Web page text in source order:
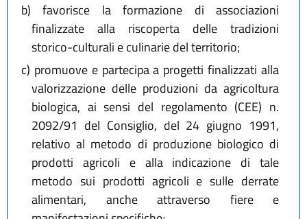
b) favorisce la formazione di associazioni
finalizzate alla riscoperta delle tradizioni
storico-culturali e culinarie del territorio;
c) promuove e partecipa a progetti finalizzati alla
valorizzazione delle produzioni da agricoltura
biologica, ai sensi del regolamento (CEE) n.
2092/91 del Consiglio, del 24 giugno 1991,
relativo al metodo di produzione biologico di
prodotti agricoli e alla indicazione di tale
metodo sui prodotti agricoli e sulle derrate
alimentari, anche attraverso fiere e